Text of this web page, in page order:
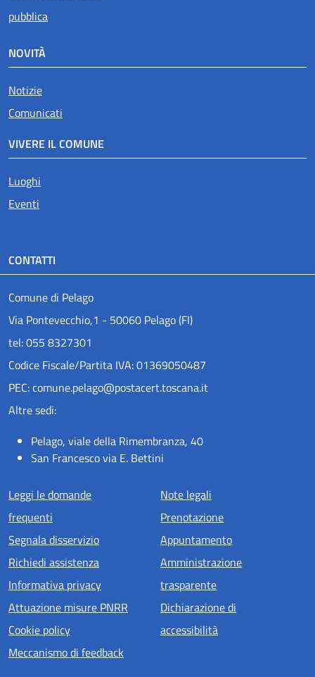
pubblica
NOVITÀ
Notizie
Comunicati
VIVERE IL COMUNE
Luoghi
Eventi
CONTATTI
Comune di Pelago
Via Pontevecchio,1 - 50060 Pelago (FI)
tel: 055 8327301
Codice Fiscale/Partita IVA: 01369050487
PEC: comune.pelago@postacert.toscana.it
Altre sedi:
Pelago, viale della Rimembranza, 40
San Francesco via E. Bettini
Menu piè di pagina
Leggi le domande
frequenti
Segnala disservizio
Richiedi assistenza
Informativa privacy
Attuazione misure PNRR
Cookie policy
Meccanismo di feedback
Note legali
Prenotazione
Appuntamento
Amministrazione
trasparente
Dichiarazione di
accessibilità